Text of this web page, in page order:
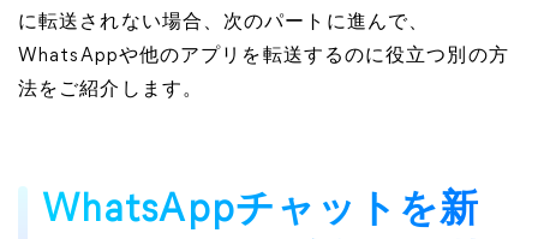
に転送されない場合、次のパートに進んで、
WhatsAppや他のアプリを転送するのに役立つ別の方
法をご紹介します。
WhatsAppチャットを新